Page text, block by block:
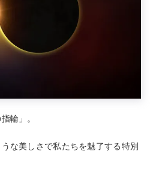
輪」。
な美しさで私たちを魅了する特別